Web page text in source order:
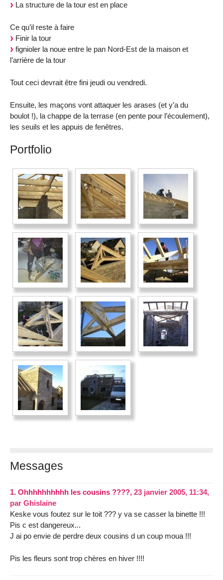
La structure de la tour est en place
Ce qu’il reste à faire
Finir la tour
fignioler la noue entre le pan Nord-Est de la maison et
l’arrière de la tour
Tout ceci devrait être fini jeudi ou vendredi.
Ensuite, les maçons vont attaquer les arases (et y’a du
boulot !), la chappe de la terrase (en pente pour l’écoulement),
les seuils et les appuis de fenêtres.
Portfolio
Messages
1. Ohhhhhhhhhh les cousins ????, 23 janvier 2005, 11:34,
par Ghislaine
Keske vous foutez sur le toit ??? y va se casser la binette !!!
Pis c est dangereux...
J ai po envie de perdre deux cousins d un coup moua !!!
Pis les fleurs sont trop chères en hiver !!!!